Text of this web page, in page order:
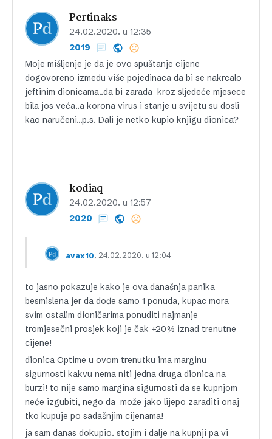
Pertinaks
24.02.2020. u 12:35
2019
Moje mišljenje je da je ovo spuštanje cijene
dogovoreno izmedu više pojedinaca da bi se nakrcalo
jeftinim dionicama..da bi zarada kroz sljedeće mjesece
bila jos veća..a korona virus i stanje u svijetu su dosli
kao naručeni…p.s. Dali je netko kupio knjigu dionica?
kodiaq
24.02.2020. u 12:57
2020
avax10, 24.02.2020. u 12:04
to jasno pokazuje kako je ova današnja panika
besmislena jer da dođe samo 1 ponuda, kupac mora
svim ostalim dioničarima ponuditi najmanje
tromjesečni prosjek koji je čak +20% iznad trenutne
cijene!
dionica Optime u ovom trenutku ima marginu
sigurnosti kakvu nema niti jedna druga dionica na
burzi! to nije samo margina sigurnosti da se kupnjom
neće izgubiti, nego da može jako lijepo zaraditi onaj
tko kupuje po sadašnjim cijenama!
ja sam danas dokupio. stojim i dalje na kupnji pa vi